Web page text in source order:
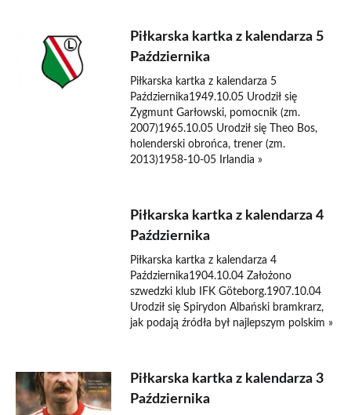
Piłkarska kartka z kalendarza 5
Października
Piłkarska kartka z kalendarza 5
Października1949.10.05 Urodził się
Zygmunt Garłowski, pomocnik (zm.
2007)1965.10.05 Urodził się Theo Bos,
holenderski obrońca, trener (zm.
2013)1958-10-05 Irlandia »
Piłkarska kartka z kalendarza 4
Października
Piłkarska kartka z kalendarza 4
Października1904.10.04 Założono
szwedzki klub IFK Göteborg.1907.10.04
Urodził się Spirydon Albański bramkrarz,
jak podają źródła był najlepszym polskim »
Piłkarska kartka z kalendarza 3
Października